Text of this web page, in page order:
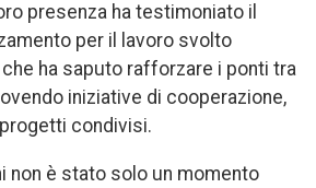
presenza ha testimoniato il
per il lavoro svolto
che ha saputo rafforzare i ponti tra
iniziative di cooperazione,
condivisi.
non è stato solo un momento